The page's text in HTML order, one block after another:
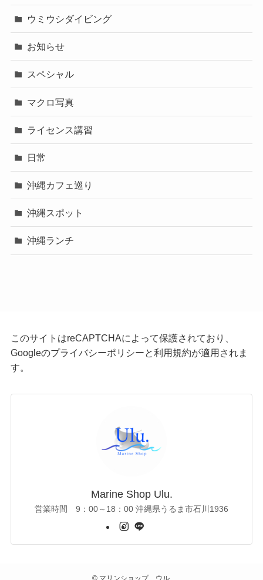
ウミウシダイビング
お知らせ
スペシャル
マクロ写真
ライセンス講習
日常
沖縄カフェ巡り
沖縄スポット
沖縄ランチ
このサイトはreCAPTCHAによって保護されており、
Googleのプライバシーポリシー と 利用規約が適用されま
す。
Marine Shop Ulu.
営業時間 9：00～18：00 沖縄県うるま市石川1936